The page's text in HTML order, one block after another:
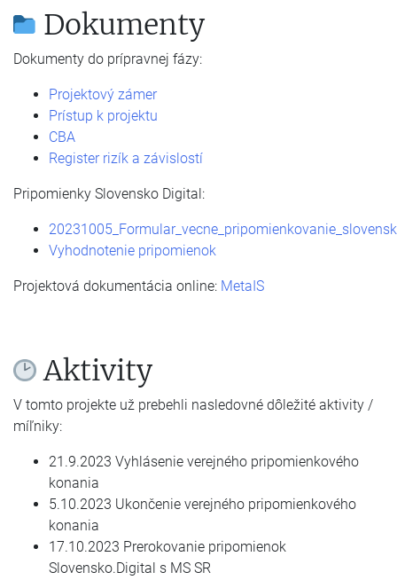
Dokumenty
Dokumenty do prípravnej fázy:
Projektový zámer
Prístup k projektu
CBA
Register rizík a závislostí
Pripomienky Slovensko Digital:
Vyhodnotenie pripomienok
Projektová dokumentácia online: MetaIS
Aktivity
V tomto projekte už prebehli nasledovné dôležité aktivity /
míľniky:
21.9.2023 Vyhlásenie verejného pripomienkového
konania
5.10.2023 Ukončenie verejného pripomienkového
konania
17.10.2023 Prerokovanie pripomienok
Slovensko.Digital s MS SR